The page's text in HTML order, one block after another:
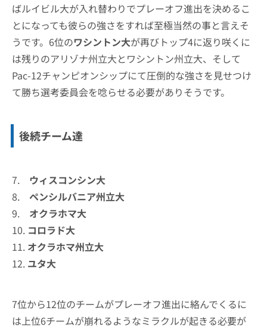
ばルイビル大が入れ替わりでプレーオフ進出を決めるこ
とになっても彼らの強さをすれば至極当然の事と言えそ
うです。6位のワシントン大が再びトップ4に返り咲くに
は残りのアリゾナ州立大とワシントン州立大、そして
Pac-12チャンピオンシップにて圧倒的な強さを見せつけ
て勝ち選考委員会を唸らせる必要がありそうです。
後続チーム達
7. ウィスコンシン大
8. ペンシルバニア州立大
9. オクラホマ大
10. コロラド大
11. オクラホマ州立大
12. ユタ大
7位から12位のチームがプレーオフ進出に絡んでくるに
は上位6チームが崩れるようなミラクルが起きる必要が